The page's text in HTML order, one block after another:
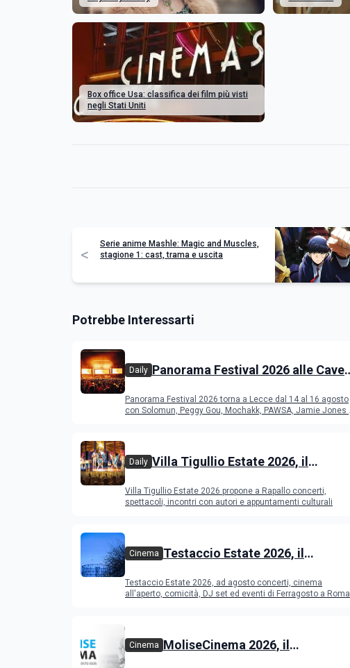
Box office Usa: classifica dei film più visti
negli Stati Uniti
<
Serie anime Mashle: Magic and Muscles,
stagione 1: cast, trama e uscita
Potrebbe Interessarti
Daily Panorama Festival 2026 alle Cave
programma
Panorama Festival 2026 torna a Lecce dal 14 al 16 agosto
con Solomun, Peggy Gou, Mochakk, PAWSA, Jamie Jones e
Daily Villa Tigullio Estate 2026, il
Villa Tigullio Estate 2026 propone a Rapallo concerti,
spettacoli, incontri con autori e appuntamenti culturali
Cinema Testaccio Estate 2026, il
Ferragosto
Testaccio Estate 2026, ad agosto concerti, cinema
all'aperto, comicità, DJ set ed eventi di Ferragosto a Roma.
Cinema MoliseCinema 2026, il